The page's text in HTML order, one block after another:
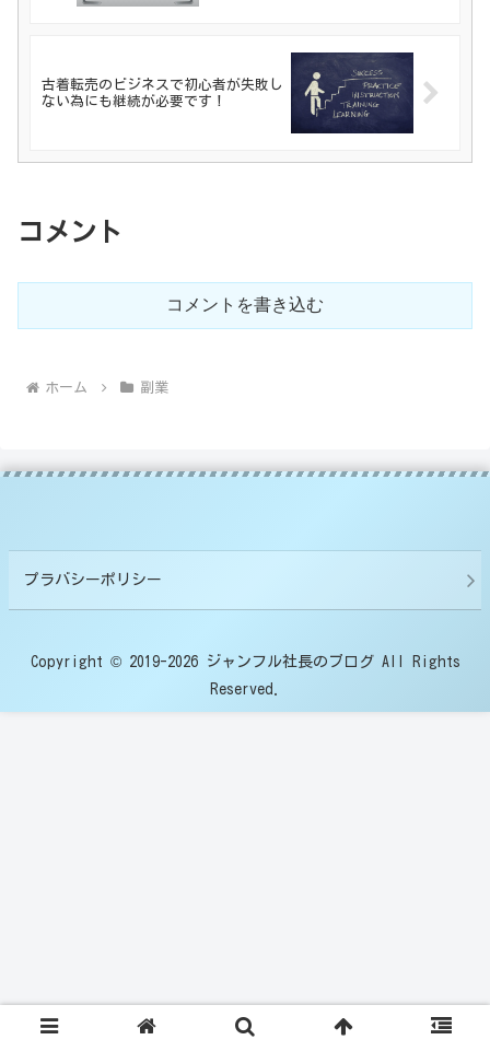
古着転売のビジネスで初心者が失敗し
ない為にも継続が必要です！
コメント
コメントを書き込む
ホーム 副業
プラバシーポリシー
Copyright © 2019-2026 ジャンフル社長のブログ All Rights
Reserved.